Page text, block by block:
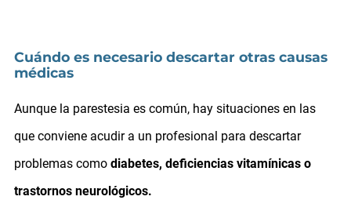
Cuándo es necesario descartar otras causas
médicas
Aunque la parestesia es común, hay situaciones en las
que conviene acudir a un profesional para descartar
problemas como diabetes, deficiencias vitamínicas o
trastornos neurológicos.